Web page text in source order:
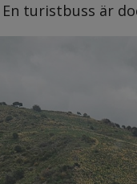
turistbuss är